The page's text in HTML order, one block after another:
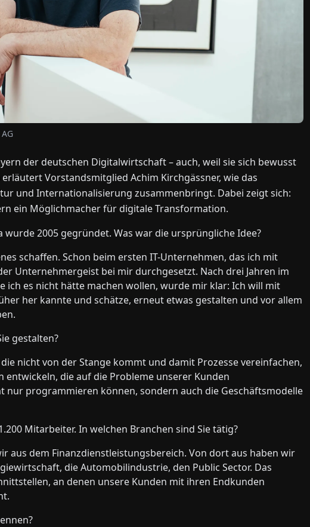
der deutschen Digitalwirtschaft – auch, weil sie sich bewusst
Vorstandsmitglied Achim Kirchgässner, wie das
und Internationalisierung zusammenbringt. Dabei zeigt sich:
ein Möglichmacher für digitale Transformation.
wurde 2005 gegründet. Was war die ursprüngliche Idee?
schaffen. Schon beim ersten IT-Unternehmen, das ich mit
Unternehmergeist bei mir durchgesetzt. Nach drei Jahren im
ich es nicht hätte machen wollen, wurde mir klar: Ich will mit
her kannte und schätze, erneut etwas gestalten und vor allem
gestalten?
nicht von der Stange kommt und damit Prozesse vereinfachen,
die auf die Probleme unserer Kunden
nur programmieren können, sondern auch die Geschäftsmodelle
Mitarbeiter. In welchen Branchen sind Sie tätig?
aus dem Finanzdienstleistungsbereich. Von dort aus haben wir
die Automobilindustrie, den Public Sector. Das
an denen unsere Kunden mit ihren Endkunden